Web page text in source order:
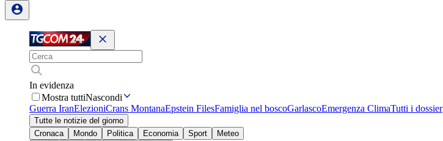
In evidenza
Mostra tuttiNascondi
Guerra IranElezioniCrans MontanaEpstein FilesFamiglia nel boscoGarlascoEmergenza ClimaTutti i dossier
Tutte le notizie del giorno
Cronaca
Mondo Politica Economia Sport
Meteo